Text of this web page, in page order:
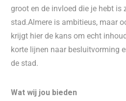
groot en de invloed die je hebt is
stad.Almere is ambitieus, maar
krijgt hier de kans om echt
korte lijnen naar besluitvorming
de stad.
Wat wij jou bieden